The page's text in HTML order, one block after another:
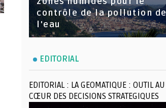
contrôle de la pollution de
l'eau
EDITORIAL
EDITORIAL : LA GEOMATIQUE : OUTIL AU
CŒUR DES DECISIONS STRATEGIQUES